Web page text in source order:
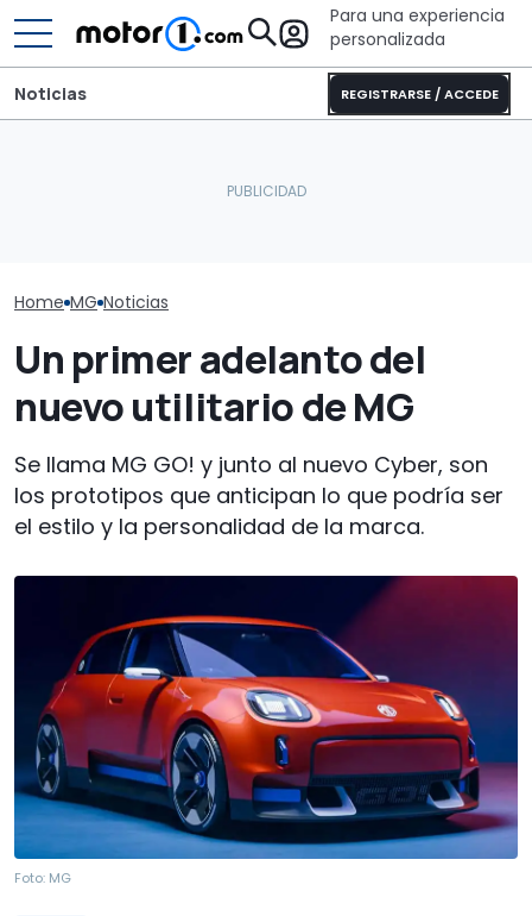
Para una experiencia
personalizada
REGISTRARSE / ACCEDE
Noticias
Home MG Noticias
Un primer adelanto del
nuevo utilitario de MG
Se llama MG GO! y junto al nuevo Cyber, son
los prototipos que anticipan lo que podría ser
el estilo y la personalidad de la marca.
Foto: MG